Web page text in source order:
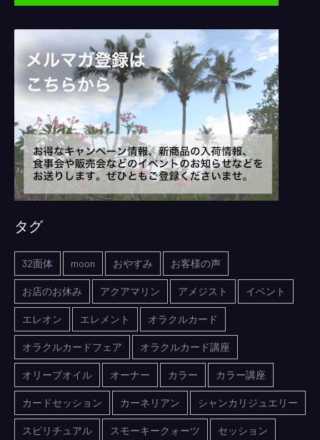
タグ
32面体 moon おやすみ お客様の声
お店のお休み アクアマリン アメジスト イベント
エレオン エレメント オラクルカード
オラクルカードフェア オラクルカード講座
オリーブオイル オーナー カラー カラー講座
カードセッション カーネリアン シャンカリジュエリー
スピリチュアル スモーキークォーツ セッション